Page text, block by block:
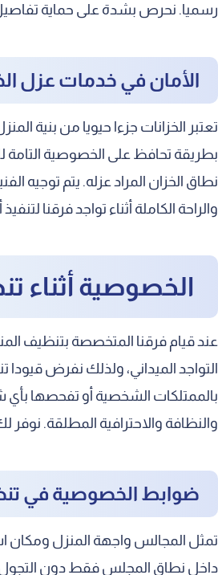
رسميا. نحرص بشدة على حماية
الأمان في خدمات عزل
تعتبر الخزانات جزءا حيويا من بنية
بطريقة تحافظ على الخصوصية
نطاق الخزان المراد عزله. يتم
والراحة الكاملة أثناء تواجد فرقنا
الخصوصية أثناء
عند قيام فرقنا المتخصصة بتنظيف
التواجد الميداني، ولذلك نفرض
بالممتلكات الشخصية أو تفحصها بأي
والنظافة والاحترافية المطلقة.
ضوابط الخصوصية في
تمثل المجالس واجهة المنزل ومكان
داخل نطاق المجلس فقط دون التجول